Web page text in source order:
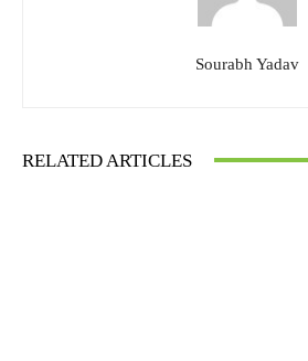
Sourabh Yadav
RELATED ARTICLES